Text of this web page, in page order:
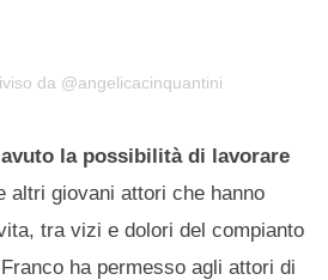
da @angelicacinquantini
la possibilità di lavorare
altri giovani attori che hanno
tra vizi e dolori del compianto
ha permesso agli attori di